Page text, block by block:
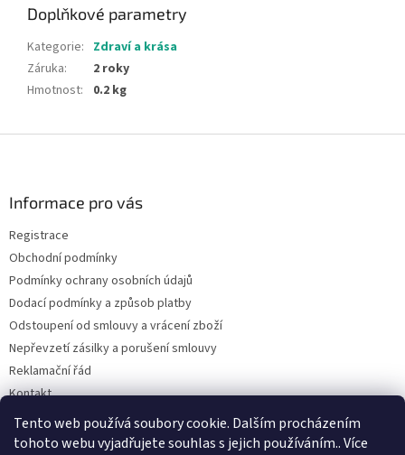
Tento web používá soubory cookie. Dalším procházením
tohoto webu vyjadřujete souhlas s jejich používáním.. Více
Doplňkové parametry
Kategorie: Zdraví a krása
Záruka:
2 roky
Hmotnost: 0.2 kg
Informace pro vás
Registrace
Obchodní podmínky
Podmínky ochrany osobních údajů
Dodací podmínky a způsob platby
Odstoupení od smlouvy a vrácení zboží
Nepřevzetí zásilky a porušení smlouvy
Reklamační řád
Kontakt
Napište nám